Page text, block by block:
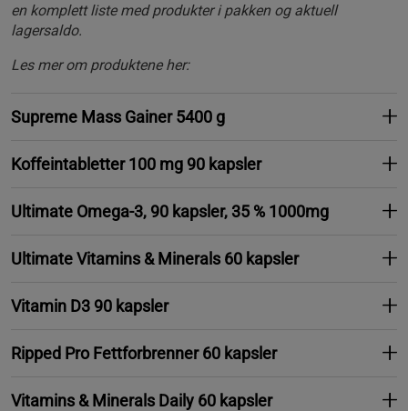
en komplett liste med produkter i pakken og aktuell
lagersaldo.
Les mer om produktene her:
Supreme Mass Gainer 5400 g
Koffeintabletter 100 mg 90 kapsler
Ultimate Omega-3, 90 kapsler, 35 % 1000mg
Ultimate Vitamins & Minerals 60 kapsler
Vitamin D3 90 kapsler
Ripped Pro Fettforbrenner 60 kapsler
Vitamins & Minerals Daily 60 kapsler